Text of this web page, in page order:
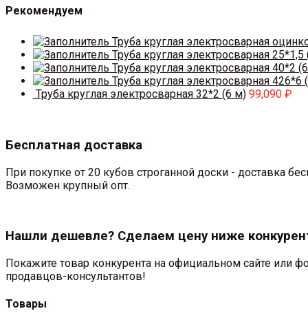
Рекомендуем
Труба круглая электросварная
Труба круглая электросварная
Труба круглая электросварная 40*2
Труба круглая электросварная 426*6
Труба круглая электросварная 32*2 (6 м) 99,090 ₽
Бесплатная доставка
При покупке от 20 кубов строганной доски - доставка
Возможен крупный опт.
Нашли дешевле? Сделаем цену ниже
Покажите товар конкурента на официальном сайте или
продавцов-консультантов!
Товары